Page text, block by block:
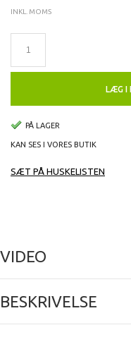
INKL. MOMS
LÆG I
PÅ LAGER
KAN SES I VORES BUTIK
SÆT PÅ HUSKELISTEN
VIDEO
BESKRIVELSE